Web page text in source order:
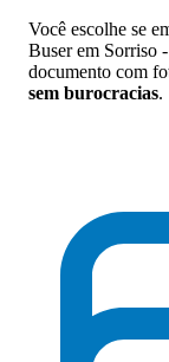
Você escolhe se
Buser em Sorriso
documento com
sem burocracias.